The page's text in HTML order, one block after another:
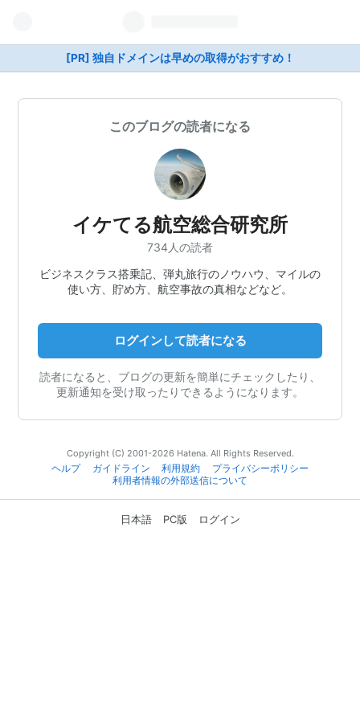
[PR] 独自ドメインは早めの取得がおすすめ！
このブログの読者になる
イケてる航空総合研究所
734人の読者
ビジネスクラス搭乗記、弾丸旅行のノウハウ、マイルの
使い方、貯め方、航空事故の真相などなど。
ログインして読者になる
読者になると、ブログの更新を簡単にチェックしたり、
更新通知を受け取ったりできるようになります。
Copyright (C) 2001-2026 Hatena. All Rights Reserved.
ヘルプ
ガイドライン 利用規約
プライバシーポリシー
利用者情報の外部送信について
日本語 PC版 ログイン